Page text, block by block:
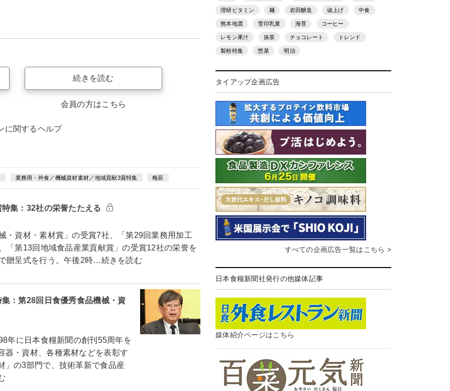
続きを読む
会員の方はこちら
に関するヘルプ
業務用・外食／機械資材素材／地域貢献3賞特集 梅辰
集：32社の栄誉たたえる
資材・素材賞」の受賞7社、「第29回業務用加工
「第13回地域食品産業貢献賞」の受賞12社の栄誉を
贈呈式を行う。午後2時…続きを読む
：第28回日食優秀食品機械・資
に日本食糧新聞の創刊55周年を
器・資材、各種素材などを表彰す
」の3部門で、技術革新で食品産
理研ビタミン 麺 岩田醸造 値上げ 中食
熊本地震 雪印乳業 海苔 コーヒー
レモン果汁 抹茶 チョコレート トレンド
製粉特集 惣菜 明治
タイアップ企画広告
すべての企画広告一覧はこちら >
日本食糧新聞社発行の他媒体記事
媒体紹介ページはこちら